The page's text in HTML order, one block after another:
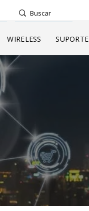
WIRELESS SUPORTE